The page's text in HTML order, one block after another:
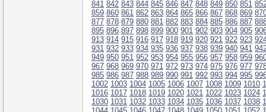
841 842 843 844 845 846 847 848 849 850 851
859 860 861 862 863 864 865 866 867 868 869
877 878 879 880 881 882 883 884 885 886 887
895 896 897 898 899 900 901 902 903 904 905
913 914 915 916 917 918 919 920 921 922 923
931 932 933 934 935 936 937 938 939 940 941
949 950 951 952 953 954 955 956 957 958 959
967 968 969 970 971 972 973 974 975 976 977
985 986 987 988 989 990 991 992 993 994 995
1002 1003 1004 1005 1006 1007 1008 1009 1010
1016 1017 1018 1019 1020 1021 1022 1023 1024
1030 1031 1032 1033 1034 1035 1036 1037 1038